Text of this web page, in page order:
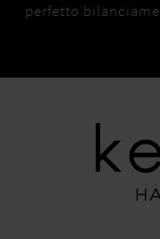
perfetto